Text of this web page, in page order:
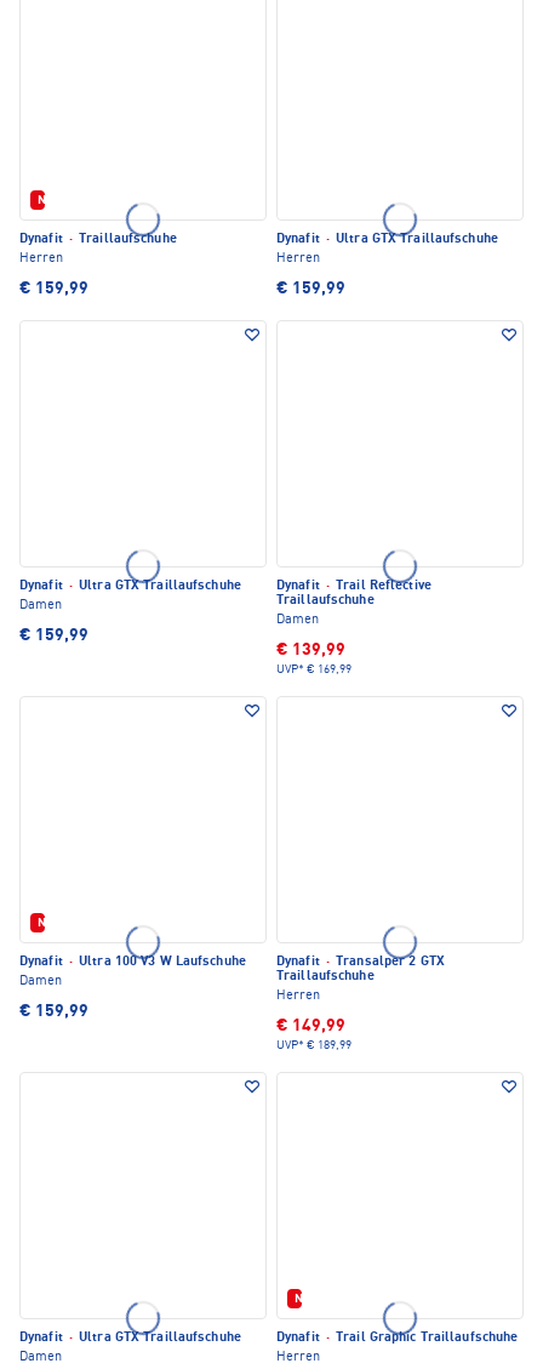
Neu
Dynafit ·
Traillaufschuhe
Herren
€ 159,99
Dynafit · Ultra GTX Traillaufschuhe
Herren
€ 159,99
Dynafit · Ultra GTX Traillaufschuhe
Damen
€ 159,99
Dynafit ·
Trail Reflective
Traillaufschuhe
Damen
€ 139,99
UVP* € 169,99
Neu
Dynafit · Ultra 100 V3 W Laufschuhe
Damen
€ 159,99
Dynafit ·
Transalper 2 GTX
Traillaufschuhe
Herren
€ 149,99
UVP* € 189,99
Dynafit · Ultra GTX Traillaufschuhe
Damen
Neu
Dynafit ·
Trail Graphic Traillaufschuhe
Herren